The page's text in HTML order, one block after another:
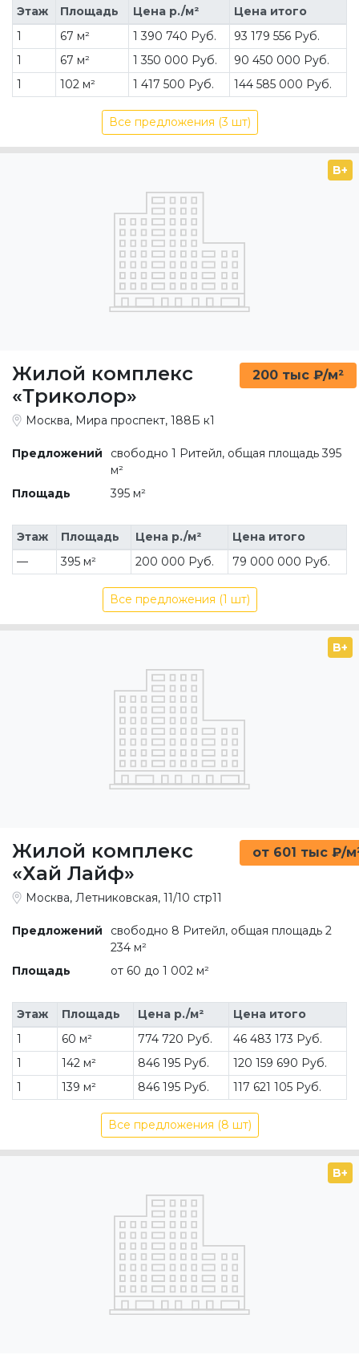
Этаж Площадь Цена р./м²
Цена итого
1
67 м² 1 390 740 Руб.
93 179 556 Руб.
1
67 м² 1 350 000 Руб.
90 450 000 Руб.
1
102 м² 1 417 500 Руб. 144 585 000 Руб.
Все предложения (3 шт)
B+
Жилой комплекс
«Триколор»
200 тыс ₽/м²
Москва, Мира проспект, 188Б к1
Предложений
свободно 1 Ритейл, общая площадь 395
м²
Площадь
395 м²
Этаж Площадь Цена р./м²
Цена итого
—
395 м² 200 000 Руб. 79 000 000 Руб.
Все предложения (1 шт)
B+
Жилой комплекс
«Хай Лайф»
от 601 тыс ₽/
Москва, Летниковская, 11/10 стр11
Предложений
свободно 8 Ритейл, общая площадь 2
234 м²
Площадь
от 60 до 1 002 м²
Этаж Площадь Цена р./м²
Цена итого
1
60 м² 774 720 Руб.
46 483 173 Руб.
1
142 м² 846 195 Руб.
120 159 690 Руб.
1
139 м² 846 195 Руб. 117 621 105 Руб.
Все предложения (8 шт)
B+